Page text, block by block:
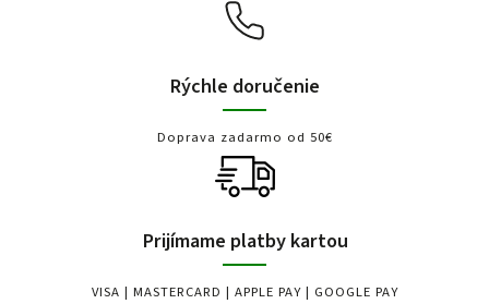
Rýchle doručenie
Doprava zadarmo od 50€
Prijímame platby kartou
VISA | MASTERCARD | APPLE PAY | GOOGLE PAY